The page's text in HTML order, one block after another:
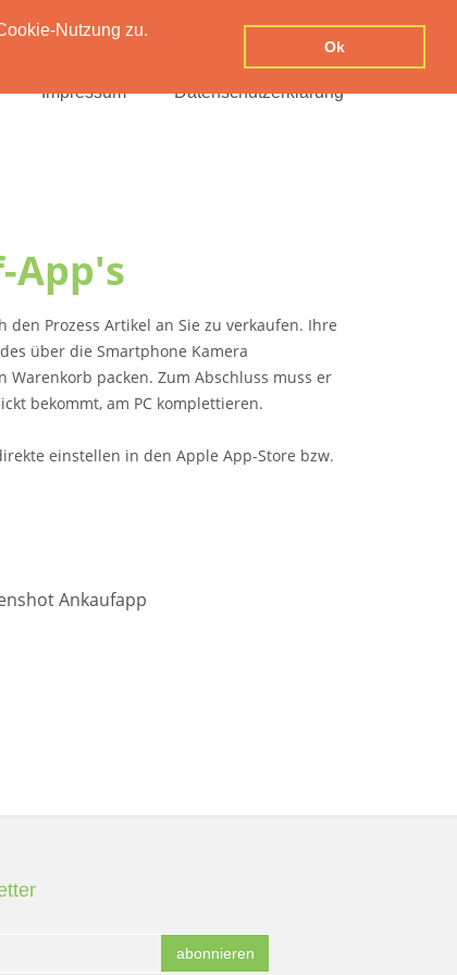
Nutzung zu.
Ok
Impressum Datenschutzerklärung
App's
Prozess Artikel an Sie zu verkaufen. Ihre
über die Smartphone Kamera
packen. Zum Abschluss muss er
bekommt, am PC komplettieren.
einstellen in den Apple App-Store bzw.
abonnieren